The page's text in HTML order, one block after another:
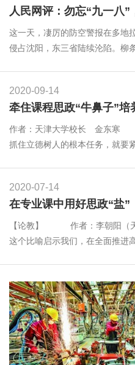
人民网评：勿忘“九一八
这一天，凄厉的防空警报在多
侵占沈阳，东三省陆续沦陷。柳
2020-09-14
牵住课程思政“牛鼻子”培
作者：天津大学校长 金东寒 高
抓住立德树人的根本任务，就要
2020-07-14
在专业课中用好思政“盐”
【论教】 作者：李朝阳（天
这个比喻启示我们，在全面推进